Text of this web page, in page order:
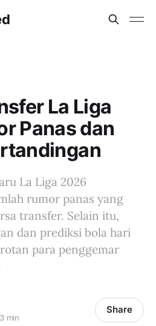
La Liga
Panas dan
La Liga 2026
rumor panas yang
transfer. Selain itu,
dan prediksi bola hari
para penggemar
3 min
Share